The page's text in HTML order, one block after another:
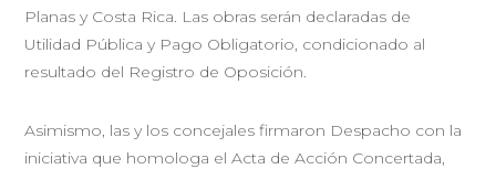
Planas y Costa Rica. Las obras serán declaradas de
Utilidad Pública y Pago Obligatorio, condicionado al
resultado del Registro de Oposición.
Asimismo, las y los concejales firmaron Despacho con la
iniciativa que homologa el Acta de Acción Concertada,